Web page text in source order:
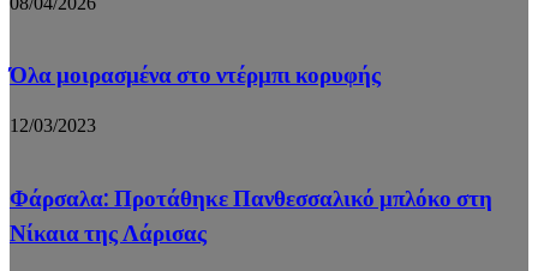
Όλα μοιρασμένα στο ντέρμπι κορυφής
12/03/2023
Φάρσαλα: Προτάθηκε Πανθεσσαλικό μπλόκο στη
Νίκαια της Λάρισας